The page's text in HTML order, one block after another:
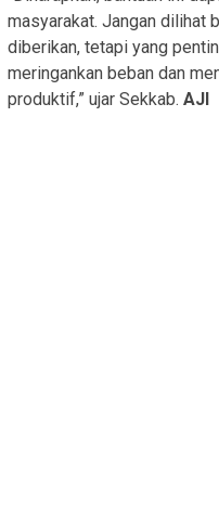
masyarakat. Jangan dilihat
diberikan, tetapi yang
meringankan beban dan
produktif,” ujar Sekkab. AJI